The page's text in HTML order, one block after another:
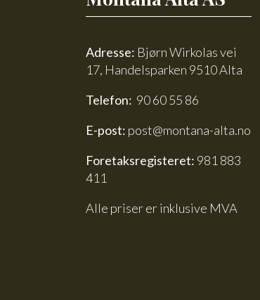
Adresse: Bjørn Wirkolas vei
17, Handelsparken 9510 Alta
Telefon: 90 60 55 86
E-post: post@montana-alta.no
Foretaksregisteret: 981 883
411
Alle priser er inklusive MVA